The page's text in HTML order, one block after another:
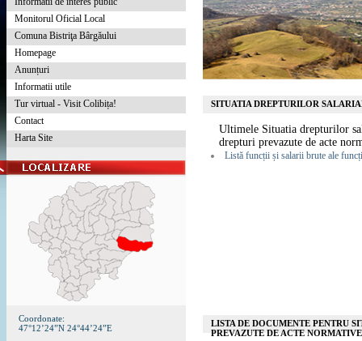
Monitorul Oficial Local
Comuna Bistriţa Bârgăului
Homepage
Anunțuri
Informatii utile
Tur virtual - Visit Colibița!
Contact
Harta Site
Coordonate:
47°12’24”N 24°44’24”E
SITUATIA DREPTURILOR
Ultimele Situatia drepturilor
drepturi prevazute de acte
Listă funcții și salarii brute ale
LISTA DE DOCUMENTE PENTRU
PREVAZUTE DE ACTE NORMATIVE